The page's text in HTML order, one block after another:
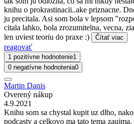
knihu o prokrastinacii..ake priznacne.
ju precitala. Asi som bola v lepsom
citala lahko, bola zrozumitelna, vecna,
len uviest teoriu do praxe :)
Čítať viac
reagovať
1 pozitívne hodnotenie1
0 negatívne hodnotenia0
Martin Danis
Overený nákup
4.9.2021
Knihu som sa chystal kupit uz dlho,
podcasty a celkovo ma tato tema